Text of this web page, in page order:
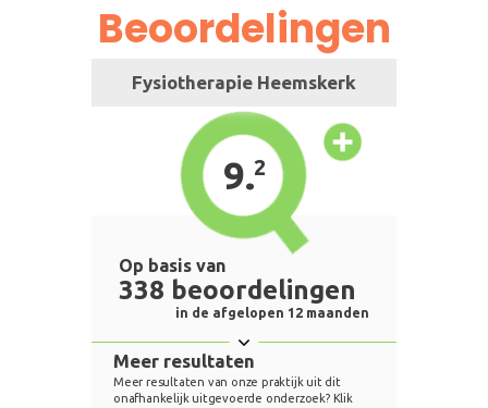
Beoordelingen